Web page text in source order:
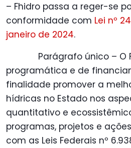
– Fhidro passa a reger-se
conformidade com Lei nº
janeiro de 2024.
Parágrafo único – O
programática e de
finalidade promover a
hídricas no Estado nos
quantitativo e
programas, projetos e
com as Leis Federais nº